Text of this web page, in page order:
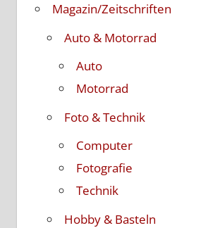
Magazin/Zeitschriften
Auto & Motorrad
Auto
Motorrad
Foto & Technik
Computer
Fotografie
Technik
Hobby & Basteln